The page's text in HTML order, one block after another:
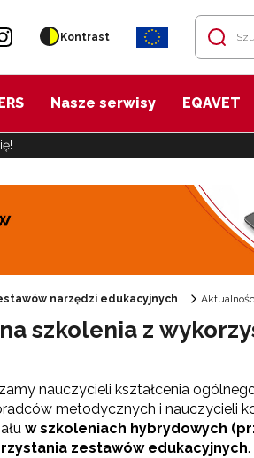
Kontrast
Nasze serwisy EQAVET
narzędzi edukacyjnych
szkolenia z
nauczycieli kształcenia
metodycznych i nauczycieli
w szkoleniach hybrydowych
zestawów edukacyjnych